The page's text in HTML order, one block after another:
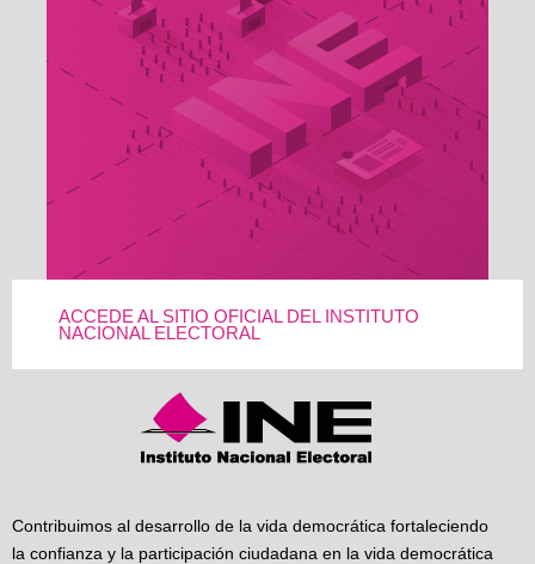
ACCEDE AL SITIO OFICIAL DEL INSTITUTO
NACIONAL ELECTORAL
Contribuimos al desarrollo de la vida democrática fortaleciendo
la confianza y la participación ciudadana en la vida democrática